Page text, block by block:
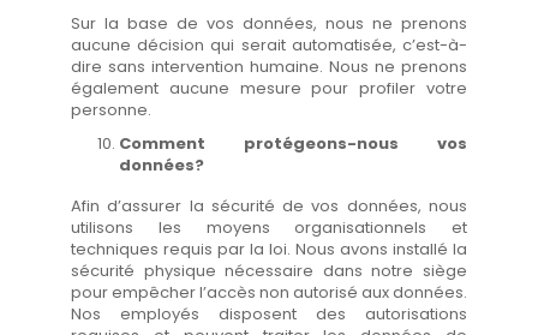
Sur la base de vos données, nous ne prenons
aucune décision qui serait automatisée, c’est-à-
dire sans intervention humaine. Nous ne prenons
également aucune mesure pour profiler votre
personne.
Comment protégeons-nous vos
données?
Afin d’assurer la sécurité de vos données, nous
utilisons les moyens organisationnels et
techniques requis par la loi. Nous avons installé la
sécurité physique nécessaire dans notre siège
pour empêcher l’accès non autorisé aux données.
Nos employés disposent des autorisations